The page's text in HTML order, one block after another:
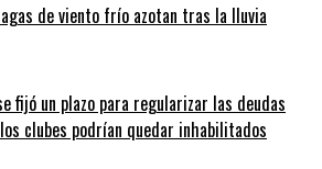
de viento frío azotan tras la lluvia
fijó un plazo para regularizar las deudas
clubes podrían quedar inhabilitados